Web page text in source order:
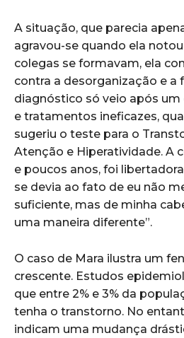
A situação, que parecia
agravou-se quando ela
colegas se formavam, ela
contra a desorganização e a
diagnóstico só veio após
e tratamentos ineficazes,
sugeriu o teste para o
Atenção e Hiperatividade. A
e poucos anos, foi
se devia ao fato de eu não
suficiente, mas de minha
uma maneira diferente”.
O caso de Mara ilustra um
crescente. Estudos
que entre 2% e 3% da
tenha o transtorno. No
indicam uma mudança